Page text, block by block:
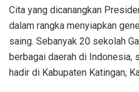
Cita yang dicanangkan
dalam rangka menyiapkan
saing. Sebanyak 20 sekolah
berbagai daerah di Indonesia,
hadir di Kabupaten Katingan,